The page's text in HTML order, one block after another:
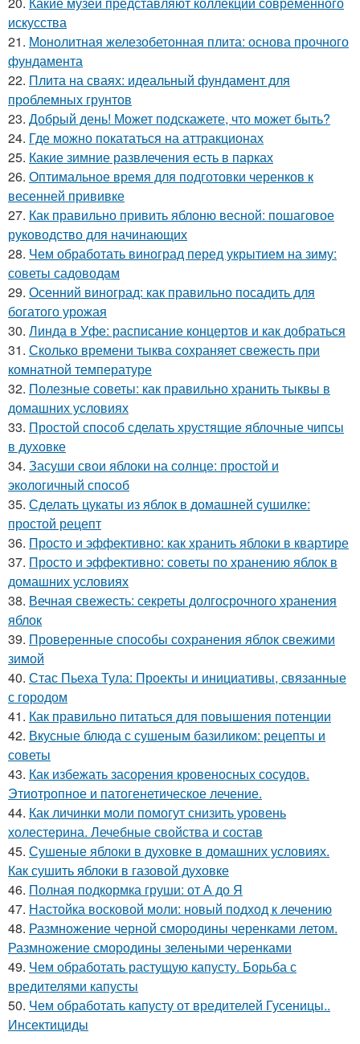
искусства
21. Монолитная железобетонная плита: основа прочного
фундамента
22. Плита на сваях: идеальный фундамент для
проблемных грунтов
23. Добрый день! Может подскажете, что может быть?
24. Где можно покататься на аттракционах
25. Какие зимние развлечения есть в парках
26. Оптимальное время для подготовки черенков к
весенней прививке
27. Как правильно привить яблоню весной: пошаговое
руководство для начинающих
28. Чем обработать виноград перед укрытием на зиму:
советы садоводам
29. Осенний виноград: как правильно посадить для
богатого урожая
30. Линда в Уфе: расписание концертов и как добраться
31. Сколько времени тыква сохраняет свежесть при
комнатной температуре
32. Полезные советы: как правильно хранить тыквы в
домашних условиях
33. Простой способ сделать хрустящие яблочные чипсы
в духовке
34. Засуши свои яблоки на солнце: простой и
экологичный способ
35. Сделать цукаты из яблок в домашней сушилке:
простой рецепт
36. Просто и эффективно: как хранить яблоки в квартире
37. Просто и эффективно: советы по хранению яблок в
домашних условиях
38. Вечная свежесть: секреты долгосрочного хранения
яблок
39. Проверенные способы сохранения яблок свежими
зимой
40. Стас Пьеха Тула: Проекты и инициативы, связанные
с городом
41. Как правильно питаться для повышения потенции
42. Вкусные блюда с сушеным базиликом: рецепты и
советы
43. Как избежать засорения кровеносных сосудов.
Этиотропное и патогенетическое лечение.
44. Как личинки моли помогут снизить уровень
холестерина. Лечебные свойства и состав
45. Сушеные яблоки в духовке в домашних условиях.
Как сушить яблоки в газовой духовке
46. Полная подкормка груши: от А до Я
47. Настойка восковой моли: новый подход к лечению
48. Размножение черной смородины черенками летом.
Размножение смородины зелеными черенками
49. Чем обработать растущую капусту. Борьба с
вредителями капусты
50. Чем обработать капусту от вредителей Гусеницы..
Инсектициды